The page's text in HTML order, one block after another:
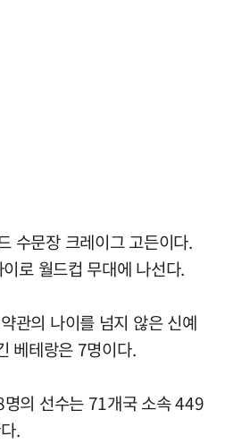
수문장 크레이그 고든이다.
로 월드컵 무대에 나선다.
관의 나이를 넘지 않은 신예
베테랑은 7명이다.
의 선수는 71개국 소속 449
.